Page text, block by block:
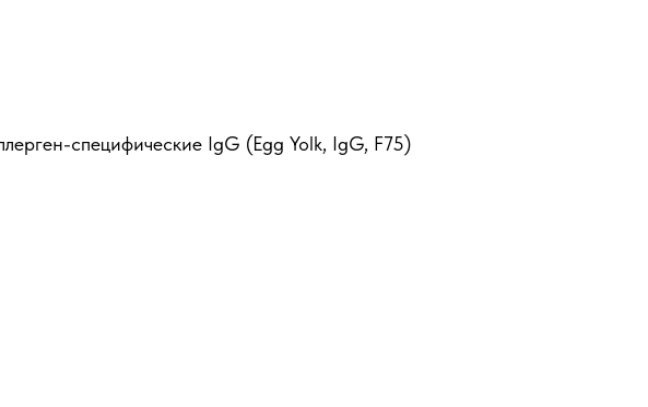
специфические IgG (Egg Yolk, IgG, F75)